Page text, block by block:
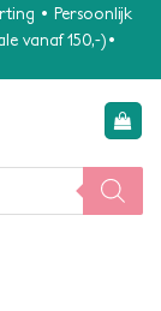
• Persoonlijk
vanaf 150,-)•